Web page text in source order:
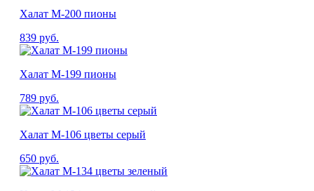
Халат М-200 пионы
839 руб.
Халат М-199 пионы
789 руб.
Халат М-106 цветы серый
650 руб.